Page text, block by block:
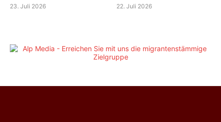
23. Juli 2026 22. Juli 2026